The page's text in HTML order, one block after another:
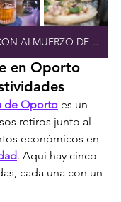
TOUR DE VINOS CON ALMUERZO DEL CHEF
en Oporto
de Oporto es un
retiros junto al
económicos en
. Aquí hay cinco
cada una con un